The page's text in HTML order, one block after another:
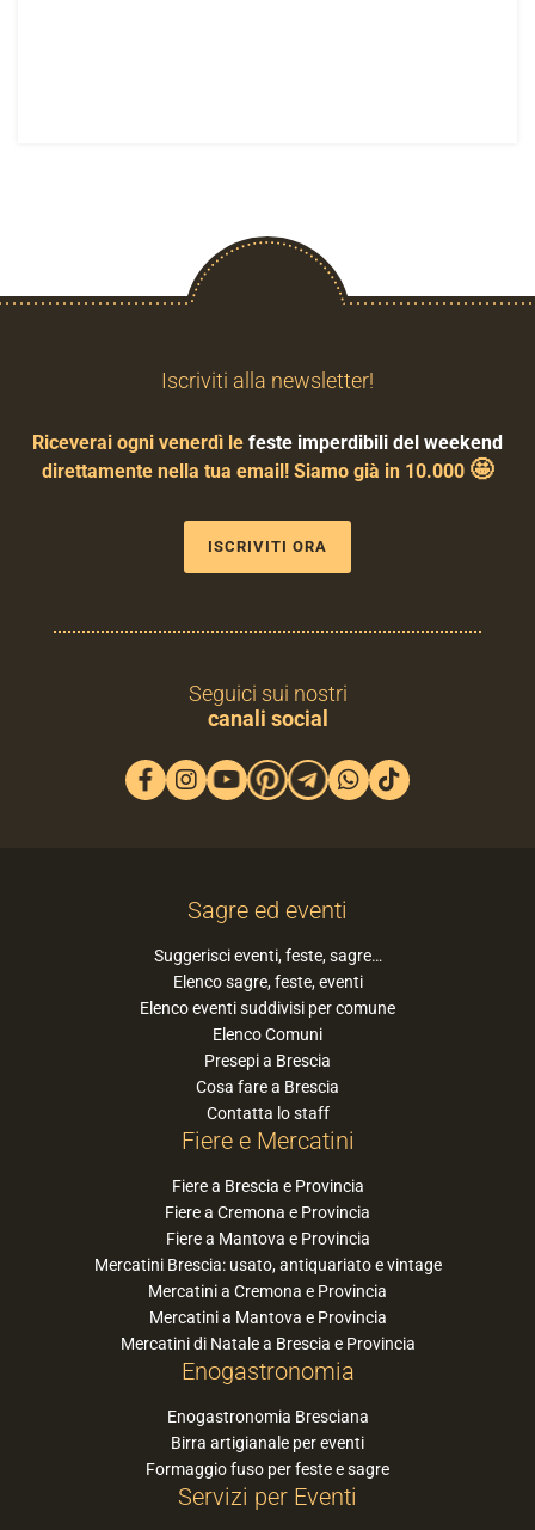
Iscriviti alla newsletter!
Riceverai ogni venerdì le feste imperdibili del weekend
direttamente nella tua email! Siamo già in 10.000 🤩
ISCRIVITI ORA
Seguici sui nostri
canali social
Sagre ed eventi
Suggerisci eventi, feste, sagre…
Elenco sagre, feste, eventi
Elenco eventi suddivisi per comune
Elenco Comuni
Presepi a Brescia
Cosa fare a Brescia
Contatta lo staff
Fiere e Mercatini
Fiere a Brescia e Provincia
Fiere a Cremona e Provincia
Fiere a Mantova e Provincia
Mercatini Brescia: usato, antiquariato e vintage
Mercatini a Cremona e Provincia
Mercatini a Mantova e Provincia
Mercatini di Natale a Brescia e Provincia
Enogastronomia
Enogastronomia Bresciana
Birra artigianale per eventi
Formaggio fuso per feste e sagre
Servizi per Eventi